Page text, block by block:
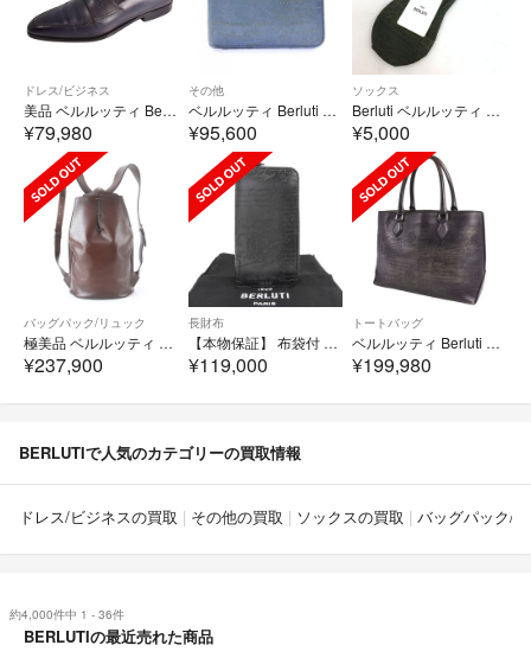
ドレス/ビジネス
美品 ベルルッティ Berluti ローファー アンディ デムジュール モカシン ビジネスシューズ 革靴 9.5(29cm相当) ネイビー
¥79,980
その他
ベルルッティ Berluti イタウバスクエアスクリットレザージップ WALLET
¥95,600
ソックス
Berluti ベルルッティ シャドウ ゴースト ソックス 表記サイズ:M コットン グレー メンズ / 241004012624
¥5,000
バッグパック/リュック
極美品 ベルルッティ アレッサンドロ レザー リュックサック リュック バックパック ビジネス バッグ A4 メンズ MIE EB23-1
¥237,900
長財布
【本物保証】 布袋付 超美品 ベルルッティ BERLUTI 日本限定 カリグラフィ イタウバ ラウンドファスナー長財布 307759 ヴェネチアカーフ
¥119,000
トートバッグ
ベルルッティ Berluti バッグ Toujours トゥジュール トートバッグ カリグラフィ ヴェネチアレザー カバン メンズ 黒
¥199,980
BERLUTIで人気のカテゴリーの買取情報
ドレス/ビジネスの買取 その他の買取 ソックスの買取 バッグパック/
約4,000件中 1 - 36件
BERLUTIの最近売れた商品